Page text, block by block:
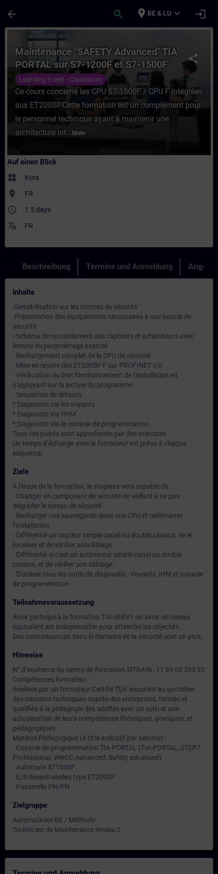
arrow_back search place BE & LU expand_more login
Kurs - Maintenance "SAFETY Advanced"
share
Maintenance "SAFETY Advanced" TIA
PORTAL sur S7-1200F et S7-1500F
Learning Event - Classroom
Ce cours concerne les CPU S7-1500F / CPU F intégrées
aux ET200SP.Cette formation est un complément pour
le personnel technique ayant à maintenir une
architecture int... Mehr
Auf einen Blick
widgets Kurs
where_to_vote FR
access_time 1.5 days
translate FR
Beschreibung Termine und Anmeldung Angebot
Inhalte
-Sensibilisation sur les normes de sécurité
-Présentation des équipements nécessaires à une boucle de
sécurité
- Schéma de raccordement des capteurs et actionneurs avec
lecture du paramétrage associé
- Rechargement complet de la CPU de sécurité
- Mise en œuvre des ET200SP F sur PROFINET I/O
- Vérification du bon fonctionnement de l'installation en
s'appuyant sur la lecture du programme
- Simulation de défauts
* Diagnostic via les voyants
* Diagnostic via l'IHM
* Diagnostic via la console de programmation
Tous ces points sont approfondis par des exercices.
Un temps d’échange avec le formateur est prévu à chaque
séquence.
Ziele
A l’issue de la formation, le stagiaire sera capable de
- Changer un composant de sécurité en veillant à ne pas
dégrader le niveau de sécurité
- Recharger une sauvegarde dans une CPU et redémarrer
l’installation.
- Différentié un capteur simple canal ou double canaux, de le
localiser et de vérifier soncâblage.
- Différentié si c'est un actionneur simple canal ou double
canaux, et de vérifier son câblage.
- D'utiliser tous les outils de diagnostic : Voyants, IHM et console
de programmation
Teilnahmevoraussetzung
Avoir participé à la formation TIA-SERV1 ou avoir un niveau
équivalent est indispensable pour atteindre les objectifs.
Des connaissances dans le domaine de la sécurité sont un plus.
Hinweise
N° d’existence du centre de formation SITRAIN : 11 93 00 205 93
Compétences formateur :
Réalisée par un formateur Certifié TÜV assurant au quotidien
des missions techniques auprès des entreprises, formés et
qualifiés à la pédagogie des adultes avec un suivi et une
actualisation de leurs compétences théoriques, pratiques, et
pédagogiques.
Matériel Pédagogique (à titre indicatif par binôme) :
- Console de programmation TIA-PORTAL (TIA-PORTAL, STEP7-
Professional, WinCC-Advanced, Safety advanced)
- Automate S71500F
- E/S décentralisées type ET200SP
- Passerelle PN/PN
Zielgruppe
Automaticien BE / Méthode
Technicien de Maintenance niveau 2